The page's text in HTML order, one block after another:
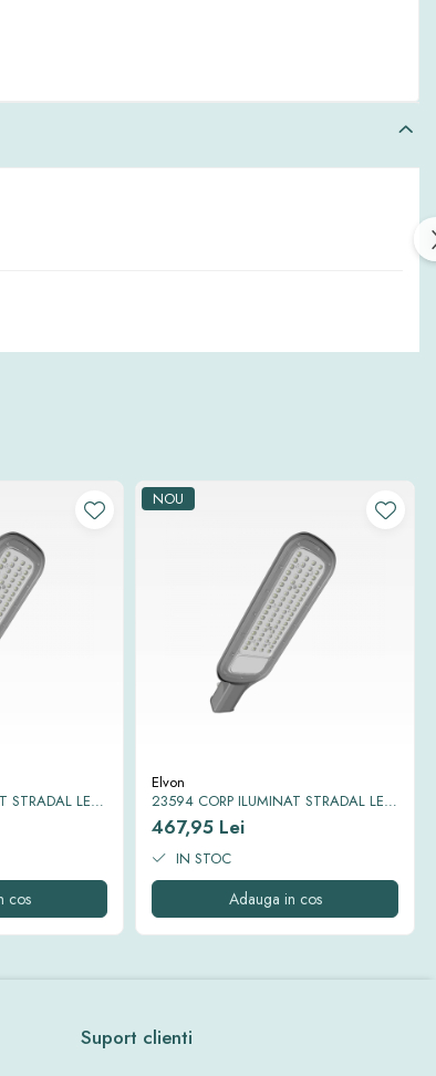
STRADAL LED
IP65 100 W
cos
NOU
Elvon
23594 CORP ILUMINAT STRADAL LED
SMD EQUINOX II 6500K IP65 150W
467,95 Lei
IN STOC
Adauga in cos
Suport clienti